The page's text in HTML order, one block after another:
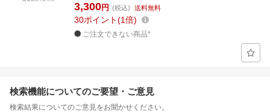
3,300円 (税込) 送料無料
30ポイント 1倍
ご注文できない商品*
検索機能についてのご要望・ご意見
検索結果についてのご意見をお聞かせください。